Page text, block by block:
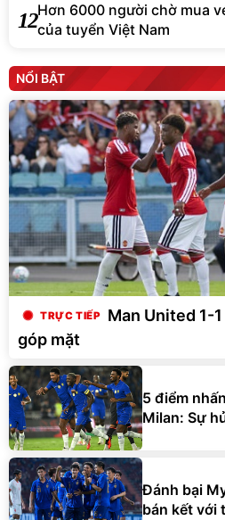
12Hơn 6000 người chờ mua
của tuyển Việt Nam
NỔI BẬT
Man United 1-
góp mặt
5 điểm
Milan: Sự
Đánh bại
bán kết với